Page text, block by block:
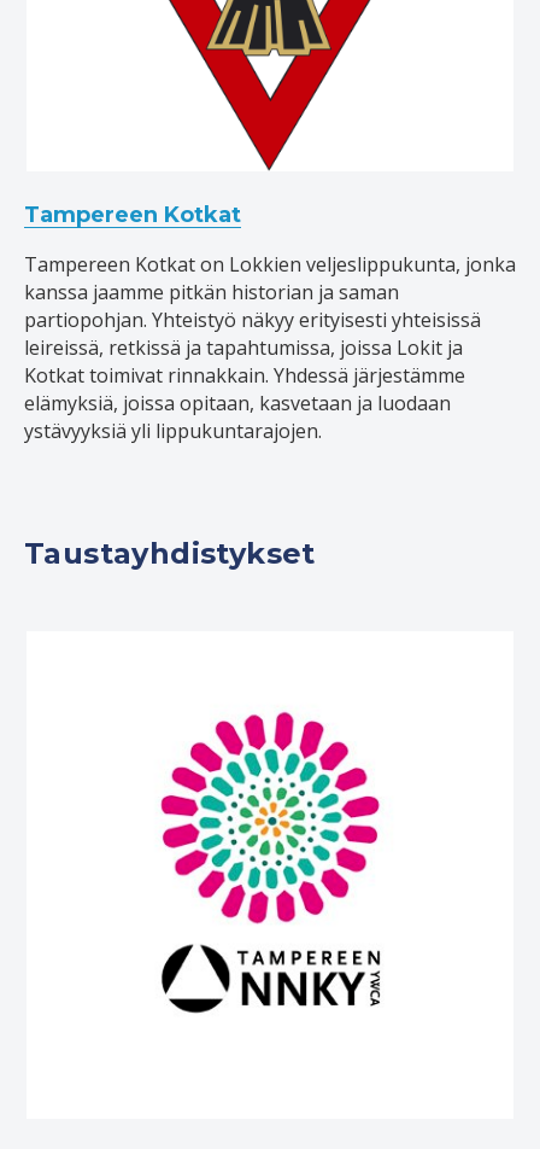
Tampereen Kotkat
Tampereen Kotkat on Lokkien veljeslippukunta, jonka
kanssa jaamme pitkän historian ja saman
partiopohjan. Yhteistyö näkyy erityisesti yhteisissä
leireissä, retkissä ja tapahtumissa, joissa Lokit ja
Kotkat toimivat rinnakkain. Yhdessä järjestämme
elämyksiä, joissa opitaan, kasvetaan ja luodaan
ystävyyksiä yli lippukuntarajojen.
Taustayhdistykset